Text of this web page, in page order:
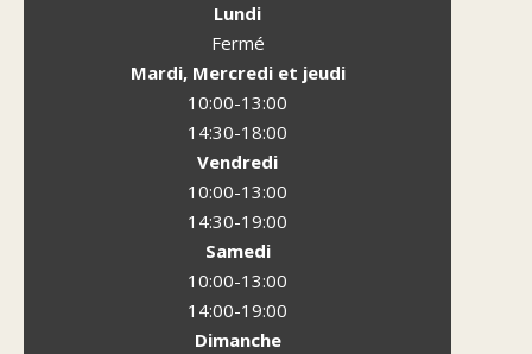
Lundi
Fermé
Mardi, Mercredi et jeudi
10:00-13:00
14:30-18:00
Vendredi
10:00-13:00
14:30-19:00
Samedi
10:00-13:00
14:00-19:00
Dimanche